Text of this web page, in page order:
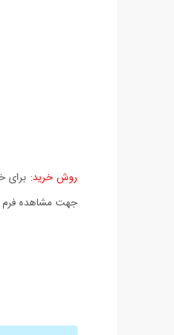
روش خرید: برای
جهت مشاهده فرم